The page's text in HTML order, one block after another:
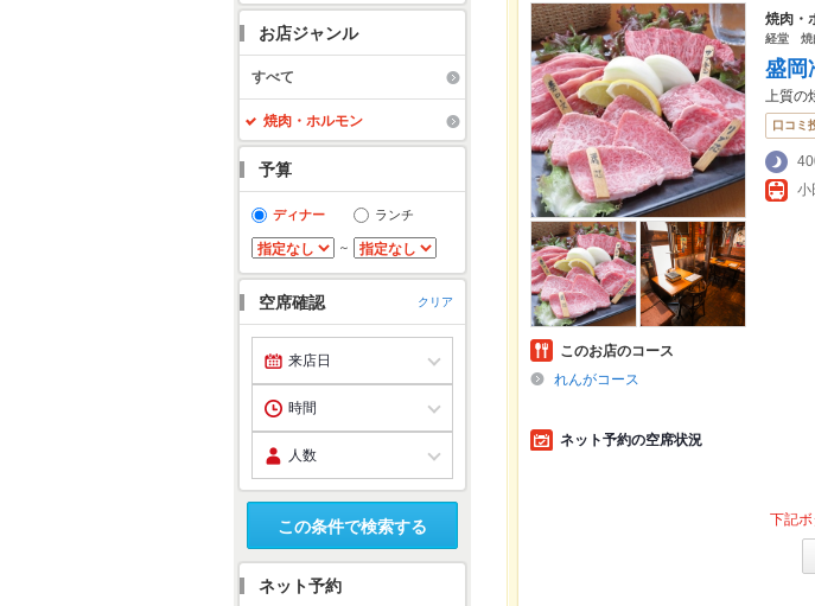
お店ジャンル
すべて
焼肉・ホルモン
予算
ディナー ランチ
～
空席確認 クリア
この条件で検索する
ネット予約
焼肉・
経堂
盛
上質の
口コミ
小
このお店のコース
れんがコース
ネット予約の空席状況
下記ボ